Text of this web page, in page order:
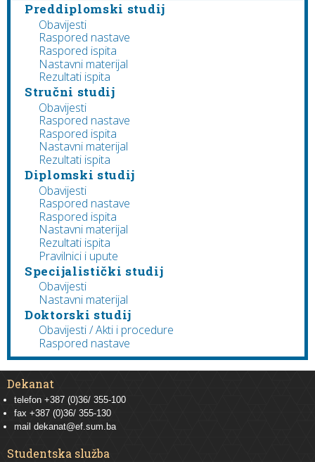
Preddiplomski studij
Obavijesti
Raspored nastave
Raspored ispita
Nastavni materijal
Rezultati ispita
Stručni studij
Obavijesti
Raspored nastave
Raspored ispita
Nastavni materijal
Rezultati ispita
Diplomski studij
Obavijesti
Raspored nastave
Raspored ispita
Nastavni materijal
Rezultati ispita
Pravilnici i upute
Specijalistički studij
Obavijesti
Nastavni materijal
Doktorski studij
Obavijesti / Akti i procedure
Raspored nastave
Dekanat
telefon +387 (0)36/ 355-100
fax +387 (0)36/ 355-130
mail dekanat@ef.sum.ba
Studentska služba